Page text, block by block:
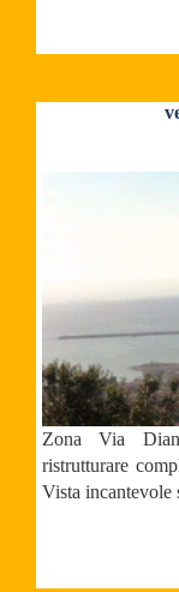
Zona Via
ristrutturare
Vista incantevole